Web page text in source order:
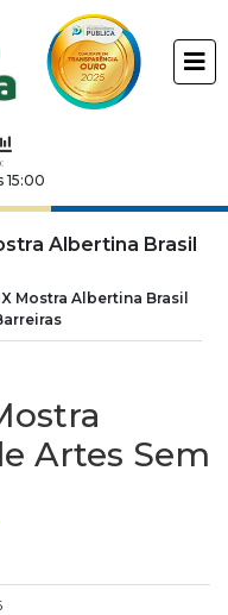
Albertina Brasil
Mostra Albertina Brasil
Artes Sem